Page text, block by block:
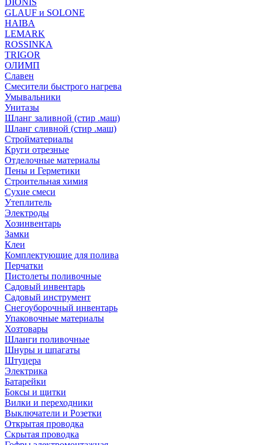
DIONIS
GLAUF и SOLONE
HAIBA
LEMARK
ROSSINKA
TRIGOR
ОЛИМП
Славен
Смесители быстрого нагрева
Умывальники
Унитазы
Шланг заливной (стир .маш)
Шланг сливной (стир .маш)
Стройматериалы
Круги отрезные
Отделочные материалы
Пены и Герметики
Строительная химия
Сухие смеси
Утеплитель
Электроды
Хозинвентарь
Замки
Клеи
Комплектующие для полива
Перчатки
Пистолеты поливочные
Садовый инвентарь
Садовый инструмент
Снегоуборочный инвентарь
Упаковочные материалы
Хозтовары
Шланги поливочные
Шнуры и шпагаты
Штуцера
Электрика
Батарейки
Боксы и щитки
Вилки и переходники
Выключатели и Розетки
Открытая проводка
Скрытая проводка